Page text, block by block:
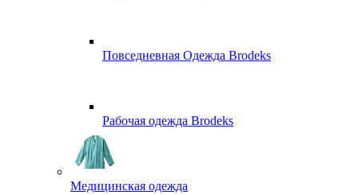
Повседневная Одежда Brodeks
Рабочая одежда Brodeks
Медицинская одежда